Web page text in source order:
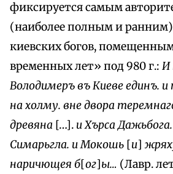
фиксируется самым
(наиболее полным и
киевских богов,
временных лет» под 980 г.: И
Володимеръ въ Киеве единъ.
на холму. вне двора
древяна […]. и Xърса
Симарьгла. и Мокошь [и]
наричющея б[ог]ы… (Лавр.